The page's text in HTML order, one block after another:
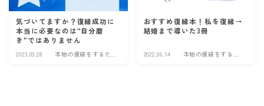
気づいてますか？復縁成功に
本当に必要なのは“自分磨
き”ではありません
2023.03.28
本物の復縁をするた
おすすめ復縁本！私を復縁→
結婚まで導いた3冊
2022.06.14
本物の復縁をするた